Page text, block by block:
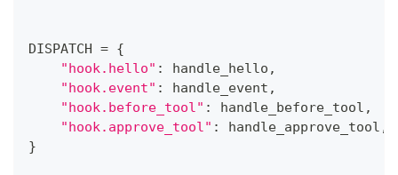
DISPATCH = {
"hook.hello" : handle_hello ,
"hook.event" : handle_event ,
"hook.before_tool" : handle_before_tool ,
"hook.approve_tool" : handle_approve_tool ,
}